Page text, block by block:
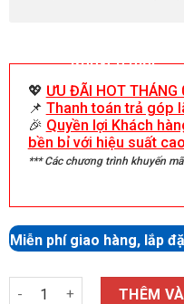
Khuyến mãi
💖 ƯU ĐÃI HOT
📌 Thanh toán trả góp
🎉 Quyền lợi Khách
bền bỉ với hiệu suất
*** Các chương trình khuyến
Miễn phí giao hàng, lắp
Số lượng THÊM